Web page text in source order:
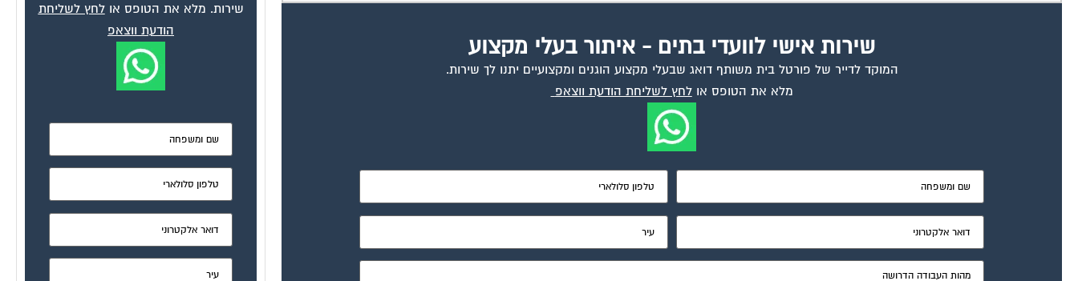
שירות אישי לוועדי בתים - איתור בעלי מקצוע
המוקד לדייר של פורטל בית משותף דואג שבעלי מקצוע הוגנים ומקצועיים יתנו לך שירות.
מלא את הטופס אולחץ לשליחת הודעת ווצאפ
שירות. מלא את הטופס אולחץ לשליחת
הודעת ווצאפ